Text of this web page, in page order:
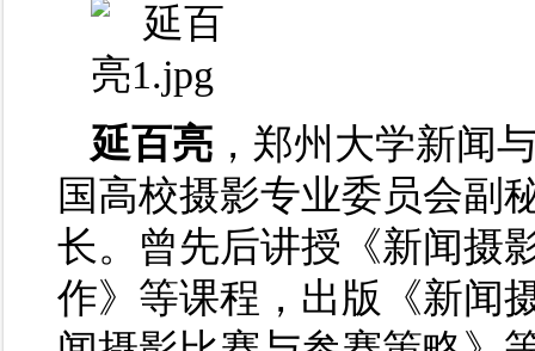
延百亮 ，郑州大学新闻
国高校摄影专业委员会副
长。曾先后讲授《新闻摄
作》等课程，出版《新闻